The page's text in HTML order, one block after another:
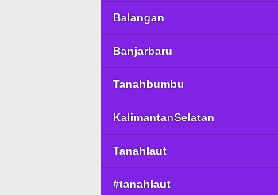
Balangan
Banjarbaru
Tanahbumbu
KalimantanSelatan
Tanahlaut
#tanahlaut